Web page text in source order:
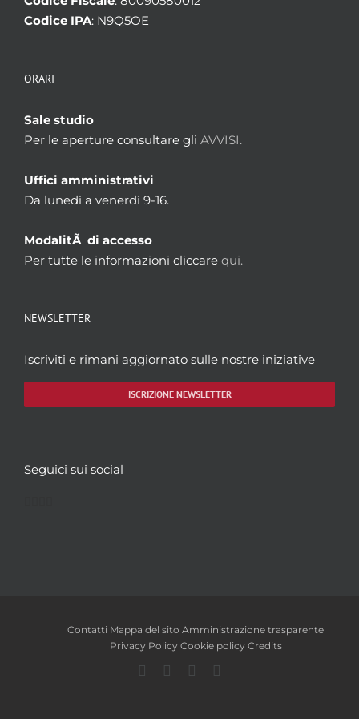
Codice IPA: N9Q5OE
ORARI
Sale studio
Per le aperture consultare gli AVVISI.
Uffici amministrativi
Da lunedì a venerdì 9-16.
ModalitÃ di accesso
Per tutte le informazioni cliccare qui.
NEWSLETTER
Iscriviti e rimani aggiornato sulle nostre iniziative
ISCRIZIONE NEWSLETTER
Seguici sui social
Contatti Mappa del sito Amministrazione trasparente
Privacy Policy Cookie policy Credits
Facebook
TwitterYouTube